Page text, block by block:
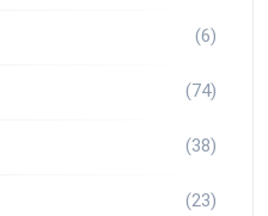
(6)
(74)
(38)
(23)